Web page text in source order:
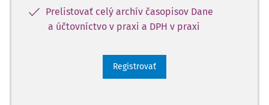
Prelistovať celý archív časopisov Dane
a účtovníctvo v praxi a DPH v praxi
Registrovať